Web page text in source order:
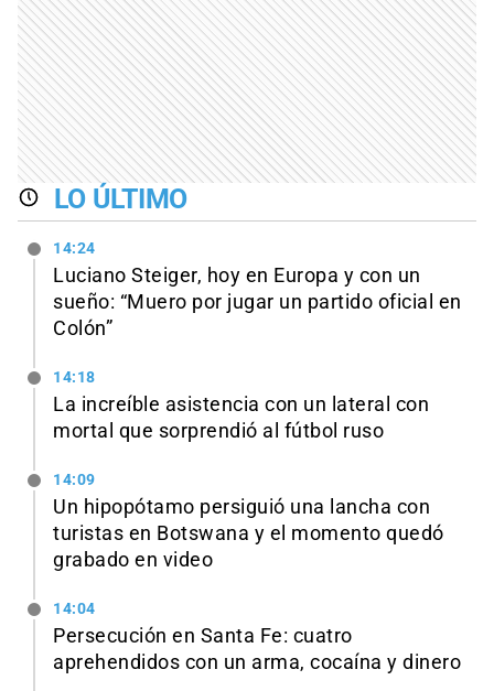
LO ÚLTIMO
14:24
Luciano Steiger, hoy en Europa y con un
sueño: “Muero por jugar un partido oficial en
Colón”
14:18
La increíble asistencia con un lateral con
mortal que sorprendió al fútbol ruso
14:09
Un hipopótamo persiguió una lancha con
turistas en Botswana y el momento quedó
grabado en video
14:04
Persecución en Santa Fe: cuatro
aprehendidos con un arma, cocaína y dinero